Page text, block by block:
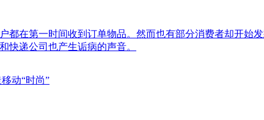
都在第一时间收到订单物品。然而也有部分消费者却开
快递公司也产生诟病的声音。